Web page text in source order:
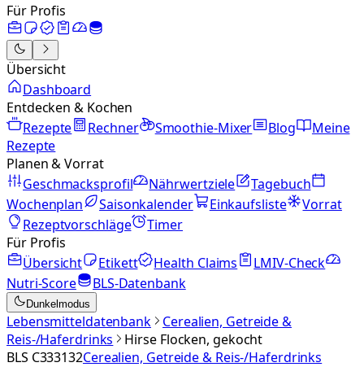
Für Profis
Übersicht
Dashboard
Entdecken & Kochen
Rezepte
Rechner Smoothie-Mixer Blog
Meine
Rezepte
Planen & Vorrat
Geschmacksprofil
Nährwertziele
Tagebuch
Wochenplan
Saisonkalender Einkaufsliste
Vorrat
Rezeptvorschläge
Timer
Für Profis
Übersicht
Etikett Health Claims
LMIV-Check
Nutri-Score
BLS-Datenbank
Dunkelmodus
Lebensmitteldatenbank
Cerealien, Getreide &
Reis-/Haferdrinks
Hirse Flocken, gekocht
BLS C333132Cerealien, Getreide & Reis-/Haferdrinks